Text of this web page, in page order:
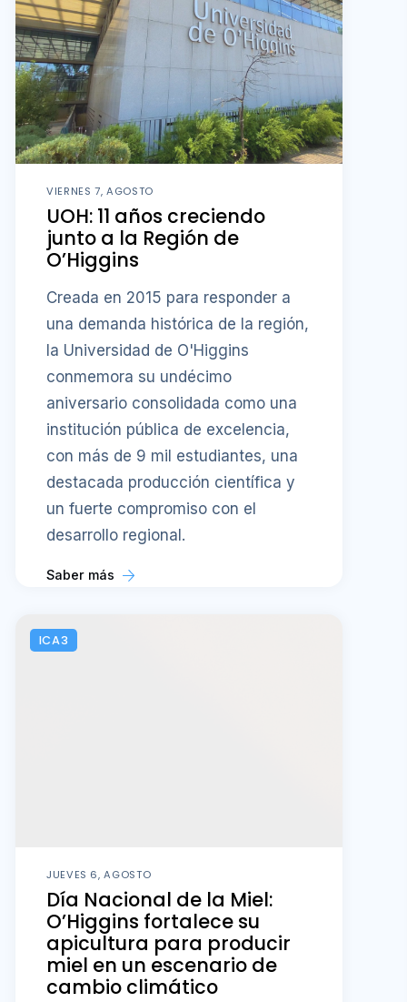
VIERNES 7, AGOSTO
UOH: 11 años creciendo
junto a la Región de
O’Higgins
Creada en 2015 para responder a
una demanda histórica de la región,
la Universidad de O'Higgins
conmemora su undécimo
aniversario consolidada como una
institución pública de excelencia,
con más de 9 mil estudiantes, una
destacada producción científica y
un fuerte compromiso con el
desarrollo regional.
Saber más
ICA3
JUEVES 6, AGOSTO
Día Nacional de la Miel:
O’Higgins fortalece su
apicultura para producir
miel en un escenario de
cambio climático